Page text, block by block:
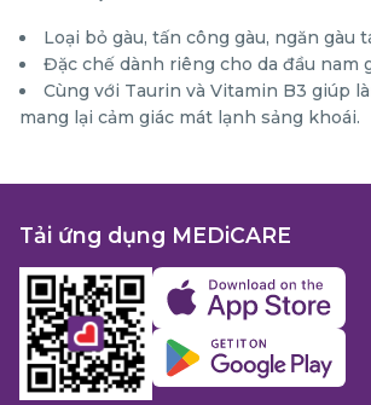
Loại bỏ gàu, tấn công gàu, ngăn gàu
Đặc chế dành riêng cho da đầu nam
Cùng với Taurin và Vitamin B3 giúp
mang lại cảm giác mát lạnh sảng khoái.
Tải ứng dụng MEDiCARE